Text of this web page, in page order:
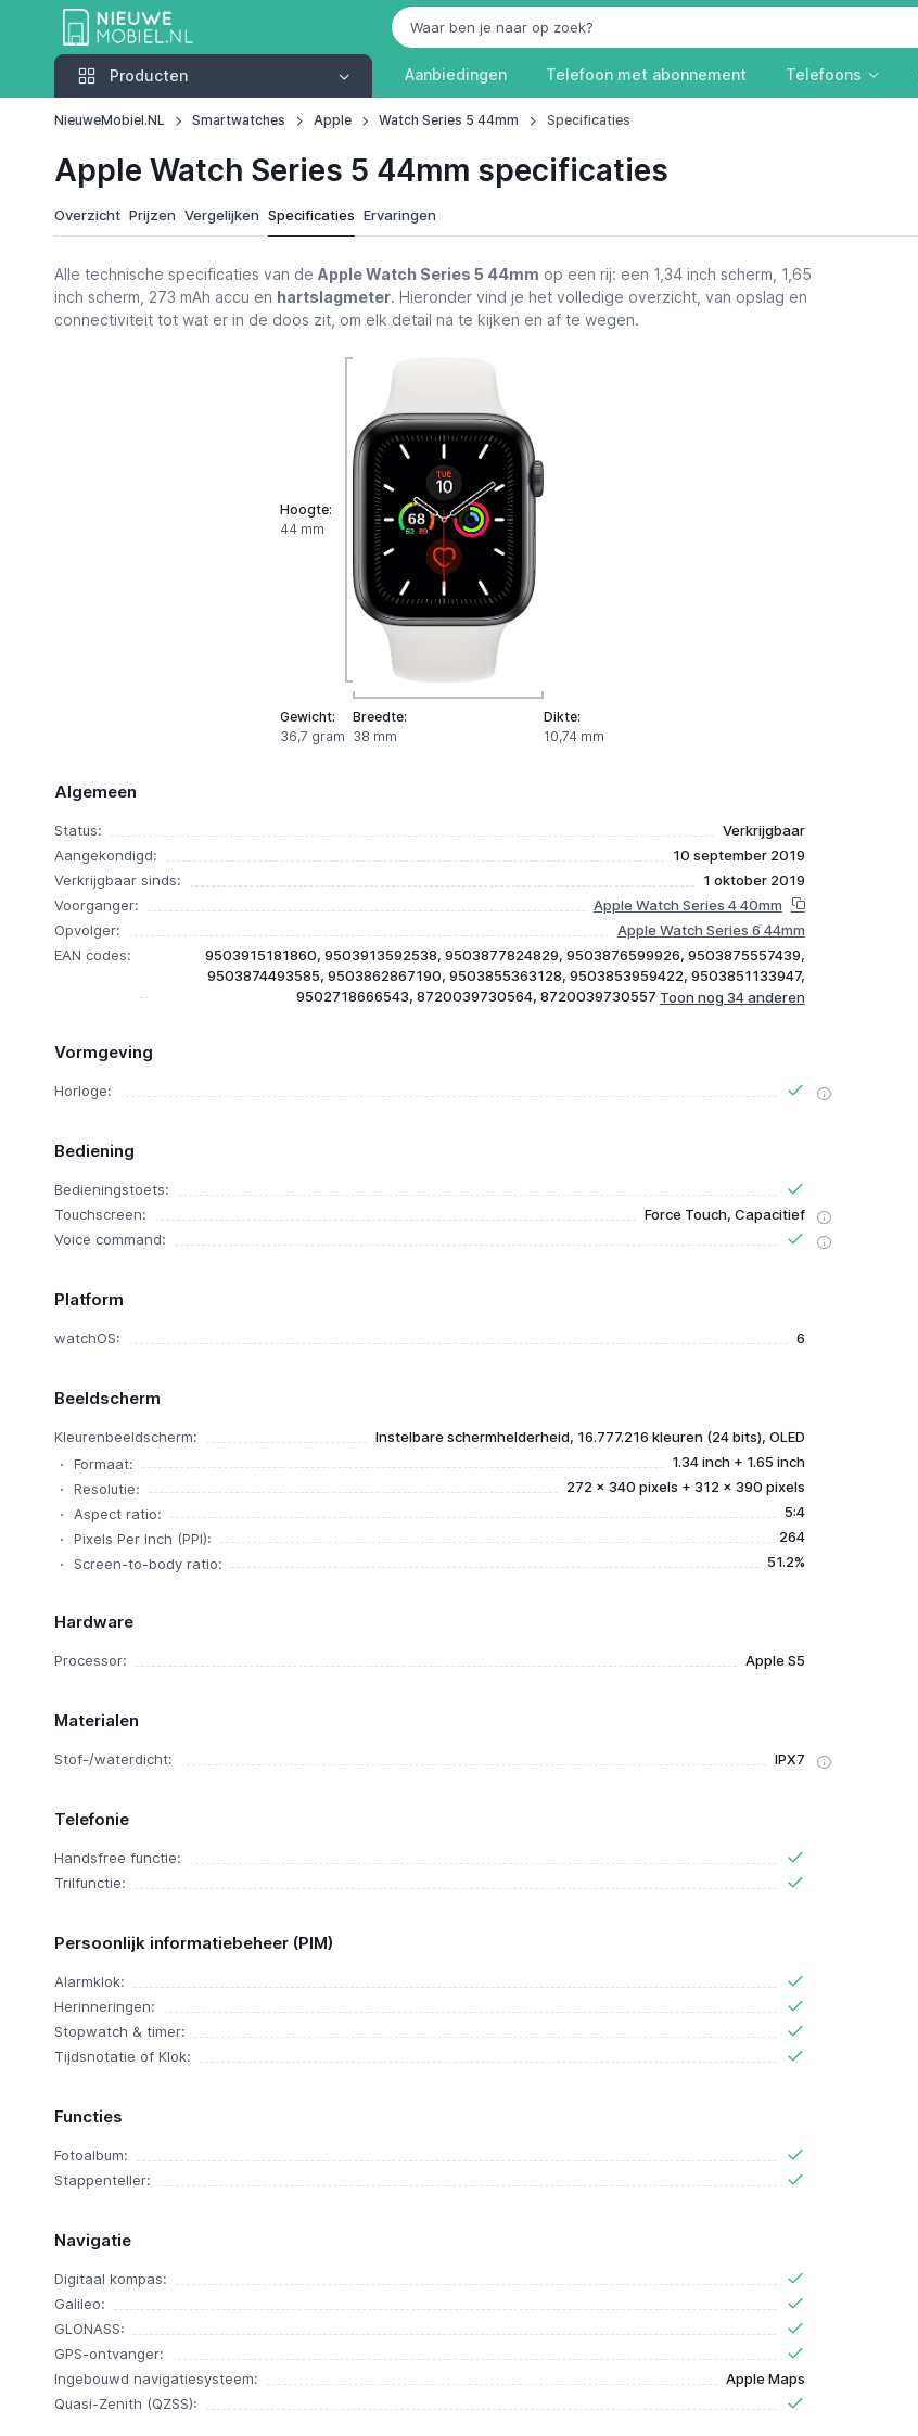
Producten
Producten Aanbiedingen Telefoon met abonnement Telefoons
NieuweMobiel.NL Smartwatches Apple Watch Series 5 44mm Specificaties
Apple Watch Series 5 44mm specificaties
Overzicht Prijzen Vergelijken Specificaties Ervaringen
Alle technische specificaties van de Apple Watch Series 5 44mm op een rij: een 1,34 inch scherm, 1,65
inch scherm, 273 mAh accu en hartslagmeter. Hieronder vind je het volledige overzicht, van opslag en
connectiviteit tot wat er in de doos zit, om elk detail na te kijken en af te wegen.
Hoogte:
44 mm
Gewicht:
36,7 gram
Breedte:
38 mm
Dikte:
10,74 mm
Algemeen
Status:
Verkrijgbaar
Aangekondigd:
10 september 2019
Verkrijgbaar sinds:
1 oktober 2019
Voorganger:
Apple Watch Series 4 40mm
Opvolger:
Apple Watch Series 6 44mm
EAN codes:
9503915181860, 9503913592538, 9503877824829, 9503876599926, 9503875557439,
9503874493585, 9503862867190, 9503855363128, 9503853959422, 9503851133947,
9502718666543, 8720039730564, 8720039730557
Vormgeving
Horloge:
Bediening
Bedieningstoets:
Touchscreen:
Force Touch, Capacitief
Voice command:
Platform
watchOS: 6
Beeldscherm
Kleurenbeeldscherm:
Instelbare schermhelderheid, 16.777.216 kleuren (24 bits), OLED
Formaat:
1.34 inch + 1.65 inch
Resolutie:
272 x 340 pixels + 312 x 390 pixels
Aspect ratio:
5:4
Pixels Per Inch (PPI):
264
Screen-to-body ratio:
51.2%
Hardware
Processor: Apple S5
Materialen
Stof-/waterdicht: IPX7
Telefonie
Handsfree functie:
Trilfunctie:
Persoonlijk informatiebeheer (PIM)
Alarmklok:
Herinneringen:
Stopwatch & timer:
Tijdsnotatie of Klok:
Functies
Fotoalbum:
Stappenteller:
Navigatie
Digitaal kompas:
Galileo:
GLONASS:
GPS-ontvanger:
Ingebouwd navigatiesysteem:
Apple Maps
Quasi-Zenith (QZSS):